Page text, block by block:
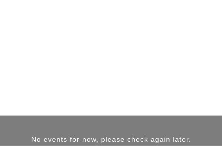
No events for now, please check again later.